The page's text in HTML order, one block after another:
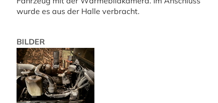
wurde es aus der Halle verbracht.
BILDER